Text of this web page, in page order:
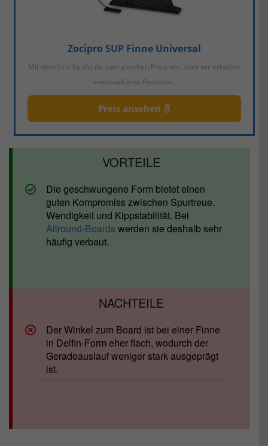
Zocipro SUP Finne Universal
Mit dem Link kaufst du zum gleichen Preis ein, aber wir erhalten
eventuell eine Provision.
Preis ansehen
Die geschwungene Form bietet einen
guten Kompromiss zwischen Spurtreue,
Wendigkeit und Kippstabilität. Bei
Allround-Boards werden sie deshalb sehr
häufig verbaut.
Der Winkel zum Board ist bei einer Finne
in Delfin-Form eher flach, wodurch der
Geradeauslauf weniger stark ausgeprägt
ist.